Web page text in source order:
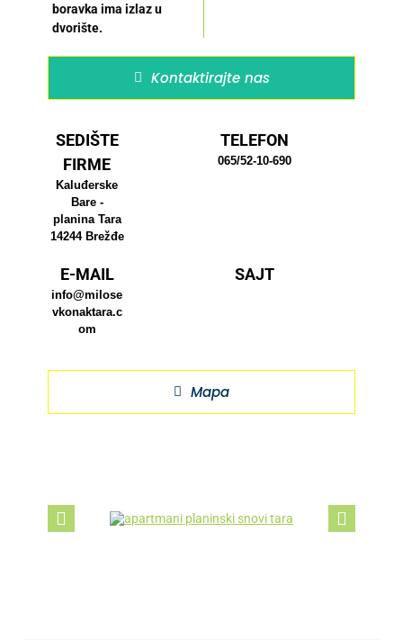
boravka ima izlaz u
dvorište.
Kontaktirajte nas
SEDIŠTE
FIRME
Kaluđerske
Bare -
planina Tara
14244 Brežđe
TELEFON
065/52-10-690
E-MAIL
info@milose
vkonaktara.c
om
SAJT
Mapa